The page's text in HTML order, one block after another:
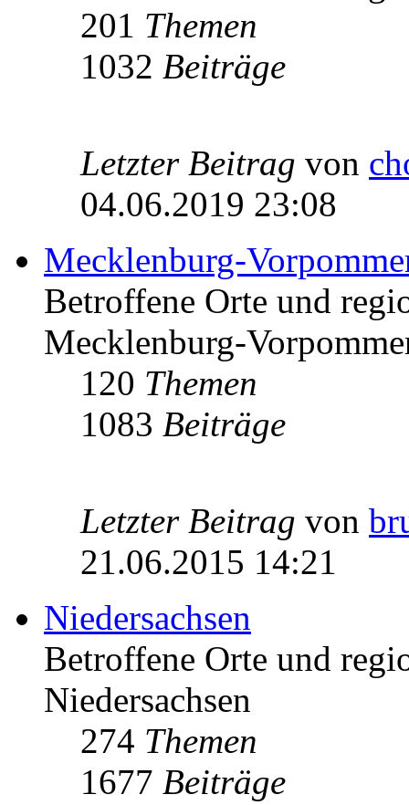
201 Themen
1032 Beiträge
Letzter Beitrag von
04.06.2019 23:08
Mecklenburg-
Betroffene Orte und
Mecklenburg-
120 Themen
1083 Beiträge
Letzter Beitrag von
21.06.2015 14:21
Niedersachsen
Betroffene Orte und
Niedersachsen
274 Themen
1677 Beiträge